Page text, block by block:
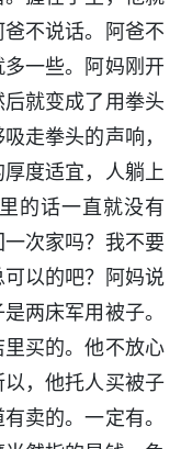
不说话。阿爸不
一些。阿妈刚开
就变成了用拳头
走拳头的声响，
度适宜，人躺上
的话一直就没有
次家吗？我不要
以的吧？阿妈说
两床军用被子。
买的。他不放心
，他托人买被子
卖的。一定有。